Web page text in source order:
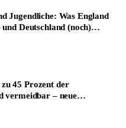
Jugendliche: Was England
Deutschland (noch)
45 Prozent der
vermeidbar – neue